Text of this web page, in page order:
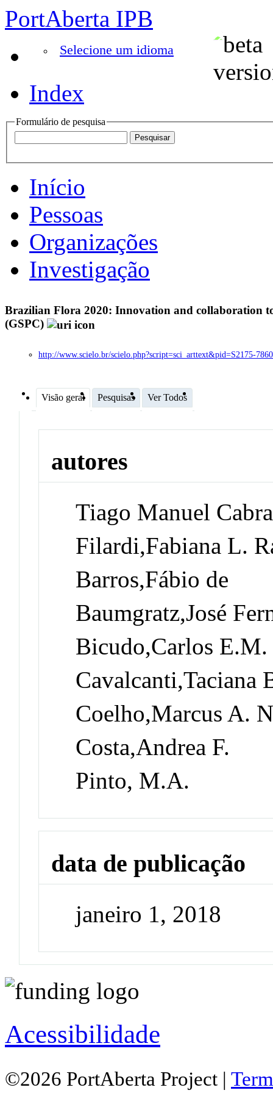
PortAberta IPB
Selecione um idioma
Index
Formulário de pesquisa
Início
Pessoas
Organizações
Investigação
Brazilian Flora 2020: Innovation and collaboration
(GSPC)
http://www.scielo.br/scielo.php?script=sci_arttext&pid=S2175-
Visão geral Pesquisas Ver Todos
autores
Tiago Manuel
Filardi,Fabiana L.
Barros,Fábio de
Baumgratz,José
Bicudo,Carlos E.M.
Cavalcanti,Taciana
Coelho,Marcus A.
Costa,Andrea F.
Pinto, M.A.
data de publicação
janeiro 1, 2018
Acessibilidade
©2026 PortAberta Project |